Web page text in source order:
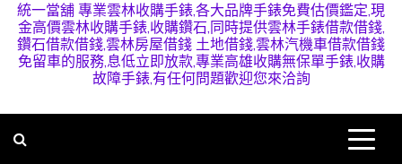
統一當舖 專業雲林收購手錶,各大品牌手錶免費估價鑑定,現
金高價雲林收購手錶,收購鑽石,同時提供雲林手錶借款借錢,
鑽石借款借錢,雲林房屋借錢 土地借錢,雲林汽機車借款借錢
免留車的服務,息低立即放款,專業高雄收購無保單手錶,收購
故障手錶,有任何問題歡迎您來洽詢